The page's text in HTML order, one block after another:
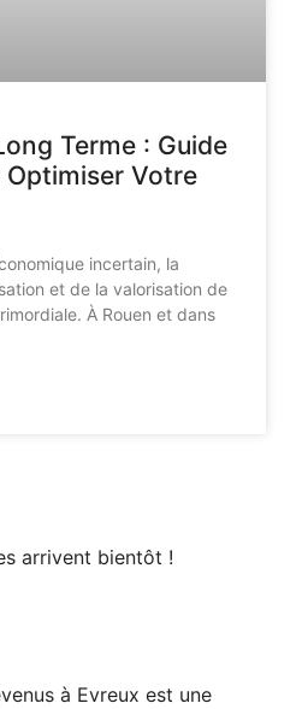
Terme : Guide
Votre
incertain, la
et de la valorisation de
À Rouen et dans
arrivent bientôt !
à Evreux est une